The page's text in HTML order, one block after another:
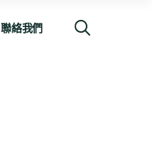
聯絡我們